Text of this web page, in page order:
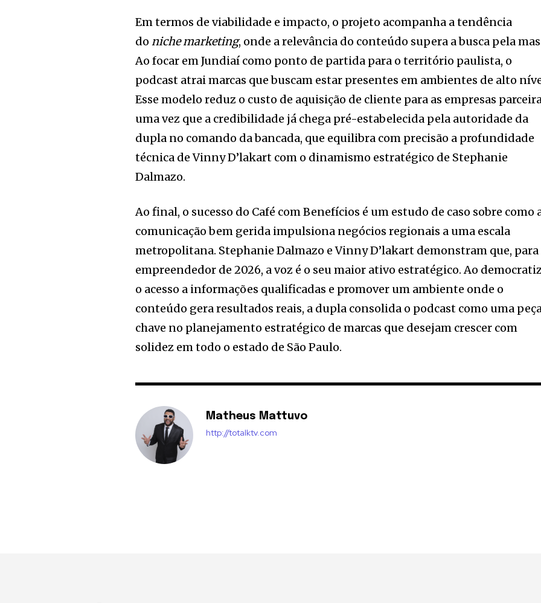
Em termos de viabilidade e impacto, o projeto acompanha a tendência
donichemarketing, onde a relevância do conteúdo supera a busca pela
Ao focar em Jundiaí como ponto de partida para o território paulista, o
podcast atrai marcas que buscam estar presentes em ambientes de alto
Esse modelo reduz o custo de aquisição de cliente para as empresas
uma vez que a credibilidade já chega pré-estabelecida pela autoridade da
dupla no comando da bancada, que equilibra com precisão a profundidade
técnica de Vinny D’lakart com o dinamismo estratégico de Stephanie
Dalmazo.
Ao final, o sucesso do Café com Benefícios é um estudo de caso sobre como
comunicação bem gerida impulsiona negócios regionais a uma escala
metropolitana. Stephanie Dalmazo e Vinny D’lakart demonstram que, para
empreendedor de 2026, a voz é o seu maior ativo estratégico. Ao
o acesso a informações qualificadas e promover um ambiente onde o
conteúdo gera resultados reais, a dupla consolida o podcast como uma
chave no planejamento estratégico de marcas que desejam crescer com
solidez em todo o estado de São Paulo.
Matheus Mattuvo
http://totalktv.com